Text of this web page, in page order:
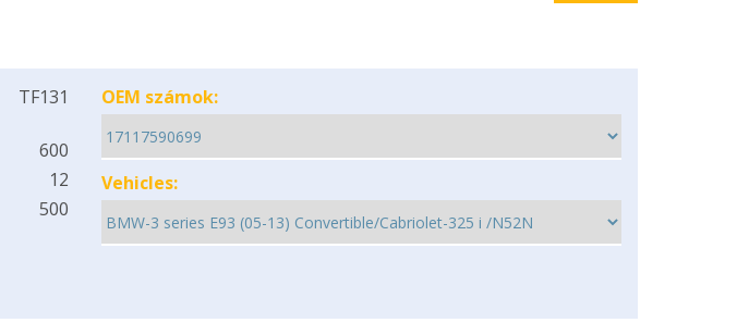
TF131
600
12
500
OEM számok:
Vehicles: